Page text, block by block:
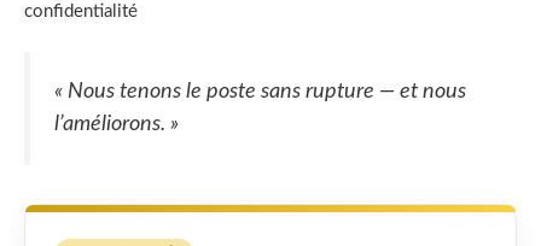
confidentialité
« Nous tenons le poste sans rupture — et nous
l’améliorons. »